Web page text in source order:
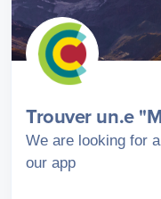
Trouver un.e
We are looking for
our app